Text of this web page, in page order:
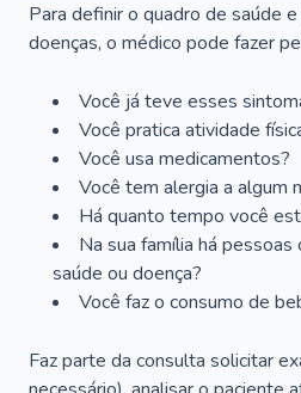
Para definir o quadro de saúde
doenças, o médico pode fazer
Você já teve esses
Você pratica atividade
Você usa medicamentos?
Você tem alergia a algum
Há quanto tempo você
Na sua família há
saúde ou doença?
Você faz o consumo de
Faz parte da consulta solicitar